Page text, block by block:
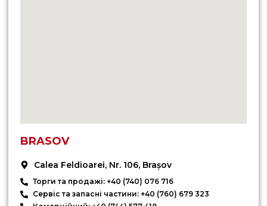
BRASOV
Calea Feldioarei, Nr. 106, Brașov
Торги та продажі: +40 (740) 076 716
Сервіс та запасні частини: +40 (760) 679 323